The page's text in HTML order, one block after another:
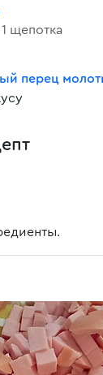
щепотка
перец